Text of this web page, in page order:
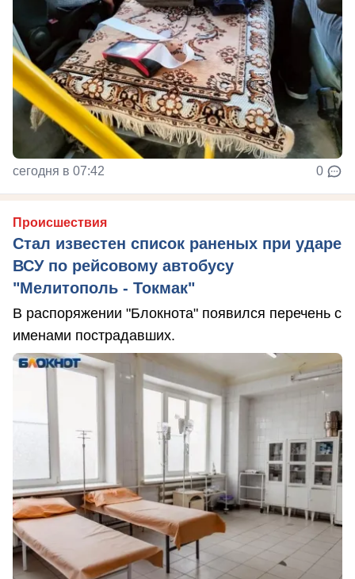
сегодня в 07:42 0
Происшествия
Стал известен список раненых при ударе
ВСУ по рейсовому автобусу
"Мелитополь - Токмак"
В распоряжении "Блокнота" появился перечень с
именами пострадавших.